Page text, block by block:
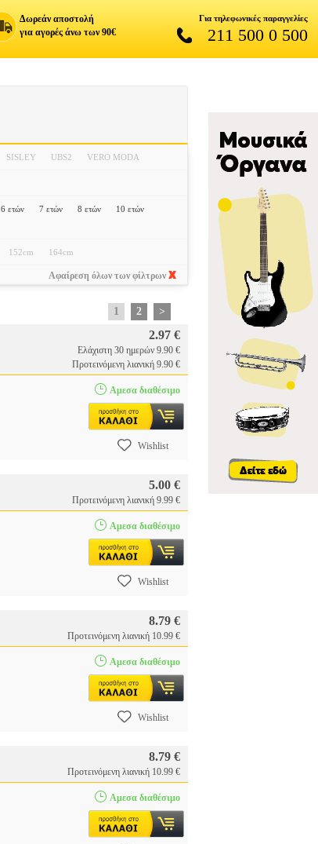
Δωρεάν αποστολή
για αγορές άνω των 90€
Για τηλεφωνικές παραγγελίες
211 500 0 500
SISLEY UBS2 VERO MODA
6 ετών 7 ετών 8 ετών
10 ετών
152cm 164cm
Αφαίρεση όλων των φίλτρων
1 2
>
2.97 €
Ελάχιστη 30 ημερών 9.90 €
Προτεινόμενη λιανική 9.90 €
Αμεσα διαθέσιμο
Wishlist
5.00 €
Προτεινόμενη λιανική 9.99 €
Αμεσα διαθέσιμο
Wishlist
8.79 €
Προτεινόμενη λιανική 10.99 €
Αμεσα διαθέσιμο
Wishlist
8.79 €
Προτεινόμενη λιανική 10.99 €
Αμεσα διαθέσιμο